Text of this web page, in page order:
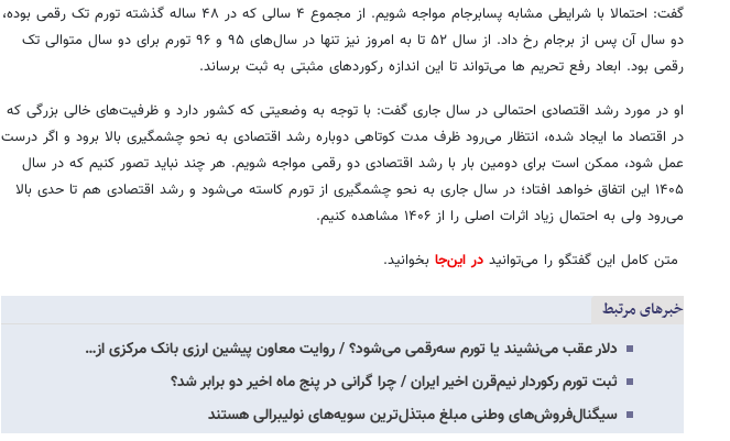
گفت: احتمالا با شرایطی مشابه پسابرجام مواجه شویم. از مجموع ۴ سالی که در ۴۸ ساله گذشته تورم تک رقمی بوده،
دو سال آن پس از برجام رخ داد. از سال ۵۲ تا به امروز نیز تنها در سال‌های ۹۵ و ۹۶ تورم برای دو سال متوالی تک
رقمی بود. ابعاد رفع تحریم ها می‌تواند تا این اندازه رکوردهای مثبتی به ثبت برساند.
او در مورد رشد اقتصادی احتمالی در سال جاری گفت: با توجه به وضعیتی که کشور دارد و ظرفیت‌های خالی بزرگی که
در اقتصاد ما ایجاد شده، انتظار می‌رود ظرف مدت کوتاهی دوباره رشد اقتصادی به نحو چشمگیری بالا برود و اگر درست
عمل شود، ممکن است برای دومین بار با رشد اقتصادی دو رقمی مواجه شویم. هر چند نباید تصور کنیم که در سال
۱۴۰۵ این اتفاق خواهد افتاد؛‌ در سال جاری به نحو چشمگیری از تورم کاسته می‌شود و رشد اقتصادی هم تا حدی بالا
می‌رود ولی به احتمال زیاد اثرات اصلی را از ۱۴۰۶ مشاهده کنیم.
متن کامل این گفتگو را می‌توانید در این‌جا بخوانید.
خبرهای مرتبط
دلار عقب می‌نشیند یا تورم سه‌رقمی می‌شود؟ / روایت معاون پیشین ارزی بانک مرکزی از…
ثبت تورم رکوردار نیم‌قرن اخیر ایران / چرا گرانی در پنج ماه اخیر دو برابر شد؟
سیگنال‌فروش‌های وطنی مبلغ مبتذل‌ترین سویه‌های نولیبرالی هستند